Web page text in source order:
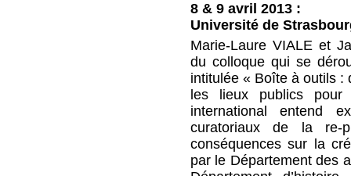
8 & 9 avril 2013 :
Université de
Marie-Laure VIALE et
du colloque qui se
intitulée « Boîte à outils :
les lieux publics
international entend
curatoriaux de la re-
conséquences sur la
par le Département des